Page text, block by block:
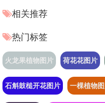
相关推荐
热门标签
火龙果植物图片 荷花花图片
石斛鼓槌开花图片 一棵植物